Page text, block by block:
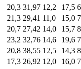
20,3 31,97 12,2 17,5
21,3 29,41 11,0 15,0
20,7 27,42 14,0 15,7
23,2 32,76 14,6 19,6
20,8 38,55 12,5 14,3
17,3 26,92 12,0 16,0